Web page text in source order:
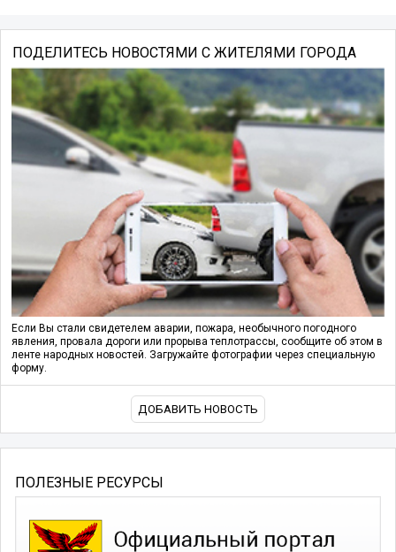
ПОДЕЛИТЕСЬ НОВОСТЯМИ С ЖИТЕЛЯМИ ГОРОДА
Если Вы стали свидетелем аварии, пожара, необычного погодного
явления, провала дороги или прорыва теплотрассы, сообщите об этом в
ленте народных новостей. Загружайте фотографии через специальную
форму.
ДОБАВИТЬ НОВОСТЬ
ПОЛЕЗНЫЕ РЕСУРСЫ